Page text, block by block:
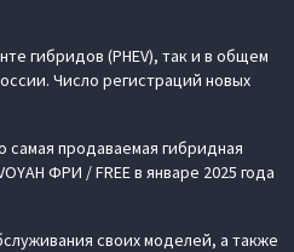
гибридов (PHEV), так и в общем
Число регистраций новых
самая продаваемая гибридная
ФРИ / FREE в январе 2025 года
своих моделей, а также